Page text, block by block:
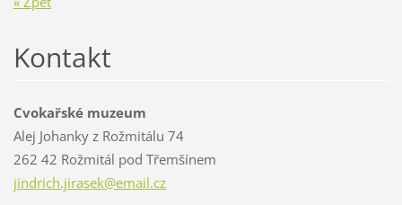
Kontakt
Cvokařské muzeum
Alej Johanky z Rožmitálu 74
262 42 Rožmitál pod Třemšínem
jindrich.jirasek@email.cz